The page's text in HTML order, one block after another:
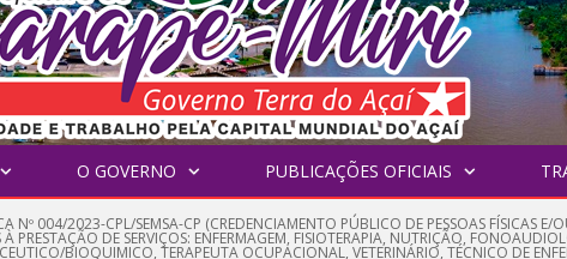
O GOVERNO PUBLICAÇÕES OFICIAIS
Nº 004/2023-CPL/SEMSA-CP (CREDENCIAMENTO PÚBLICO DE PESSOAS FÍSICAS E/
PRESTAÇÃO DE SERVIÇOS: ENFERMAGEM, FISIOTERAPIA, NUTRIÇÃO,
BIOQUIMICO, TERAPEUTA OCUPACIONAL, VETERINÁRIO, TÉCNICO DE